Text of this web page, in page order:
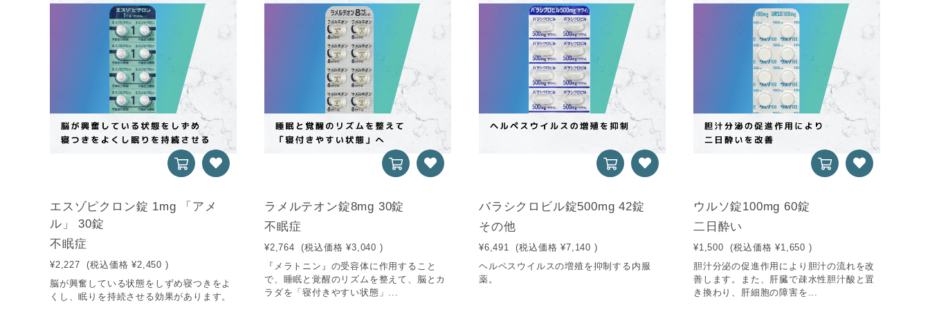
エスゾピクロン錠 1mg 「アメ
ル」 30錠
不眠症
¥2,227 (税込価格 ¥2,450 )
脳が興奮している状態をしずめ寝つきをよ
くし、眠りを持続させる効果があります。
ラメルテオン錠8mg 30錠
不眠症
¥2,764 (税込価格 ¥3,040 )
『メラトニン』の受容体に作用すること
で、睡眠と覚醒のリズムを整えて、脳とカ
ラダを「寝付きやすい状態」...
バラシクロビル錠500mg 42錠
その他
¥6,491 (税込価格 ¥7,140 )
ヘルペスウイルスの増殖を抑制する内服
薬。
ウルソ錠100mg 60錠
二日酔い
¥1,500 (税込価格 ¥1,650 )
胆汁分泌の促進作用により胆汁の流れを改
善します。また、肝臓で疎水性胆汁酸と置
き換わり、肝細胞の障害を...